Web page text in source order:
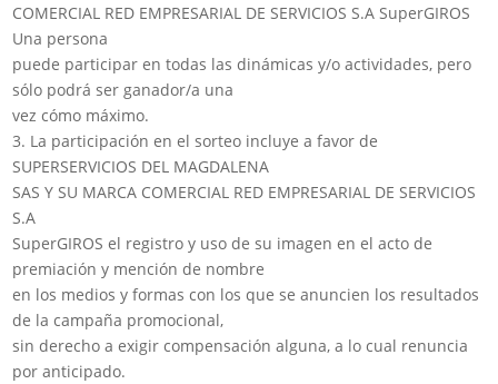
COMERCIAL RED EMPRESARIAL DE SERVICIOS S.A SuperGIROS
Una persona
puede participar en todas las dinámicas y/o actividades, pero
sólo podrá ser ganador/a una
vez cómo máximo.
3. La participación en el sorteo incluye a favor de
SUPERSERVICIOS DEL MAGDALENA
SAS Y SU MARCA COMERCIAL RED EMPRESARIAL DE SERVICIOS
S.A
SuperGIROS el registro y uso de su imagen en el acto de
premiación y mención de nombre
en los medios y formas con los que se anuncien los resultados
de la campaña promocional,
sin derecho a exigir compensación alguna, a lo cual renuncia
por anticipado.